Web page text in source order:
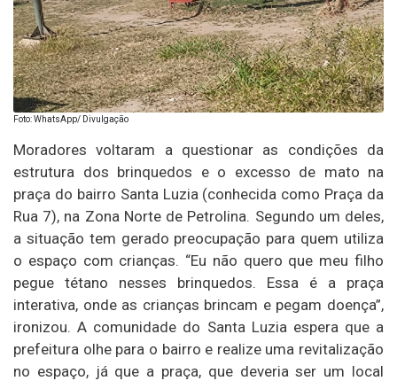
Foto: WhatsApp/ Divulgação
Moradores voltaram a questionar as condições da
estrutura dos brinquedos e o excesso de mato na
praça do bairro Santa Luzia (conhecida como Praça da
Rua 7), na Zona Norte de Petrolina. Segundo um deles,
a situação tem gerado preocupação para quem utiliza
o espaço com crianças. “Eu não quero que meu filho
pegue tétano nesses brinquedos. Essa é a praça
interativa, onde as crianças brincam e pegam doença”,
ironizou. A comunidade do Santa Luzia espera que a
prefeitura olhe para o bairro e realize uma revitalização
no espaço, já que a praça, que deveria ser um local